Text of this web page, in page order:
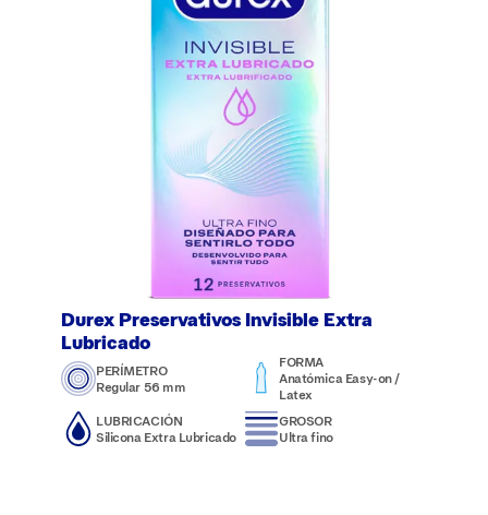
Durex Preservativos Invisible Extra
Lubricado
PERÍMETRO
Regular 56 mm
FORMA
Anatómica Easy-on /
Latex
LUBRICACIÓN
Silicona Extra Lubricado
GROSOR
Ultra fino